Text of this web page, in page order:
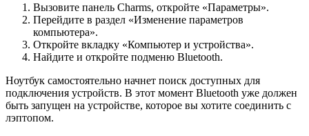
Вызовите панель Charms, откройте «Параметры».
Перейдите в раздел «Изменение параметров
компьютера».
Откройте вкладку «Компьютер и устройства».
Найдите и откройте подменю Bluetooth.
Ноутбук самостоятельно начнет поиск доступных для
подключения устройств. В этот момент Bluetooth уже должен
быть запущен на устройстве, которое вы хотите соединить с
лэптопом.